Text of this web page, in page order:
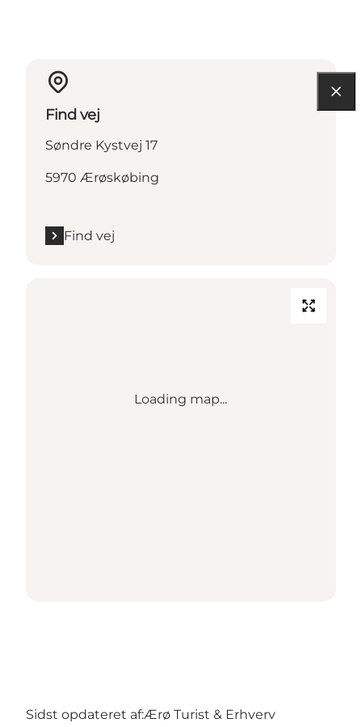
Find vej
Søndre Kystvej 17
5970 Ærøskøbing
Find vej
Loading map...
Sidst opdateret af:Ærø Turist & Erhverv